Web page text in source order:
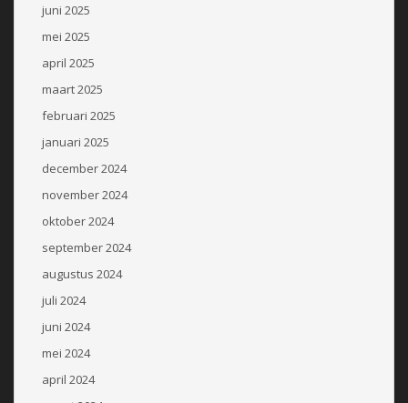
juni 2025
mei 2025
april 2025
maart 2025
februari 2025
januari 2025
december 2024
november 2024
oktober 2024
september 2024
augustus 2024
juli 2024
juni 2024
mei 2024
april 2024